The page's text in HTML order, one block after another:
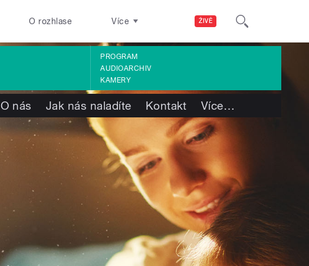
ŽIVĚ
O rozhlase Více
PROGRAM
AUDIOARCHIV
KAMERY
O nás Jak nás naladíte Kontakt Více…